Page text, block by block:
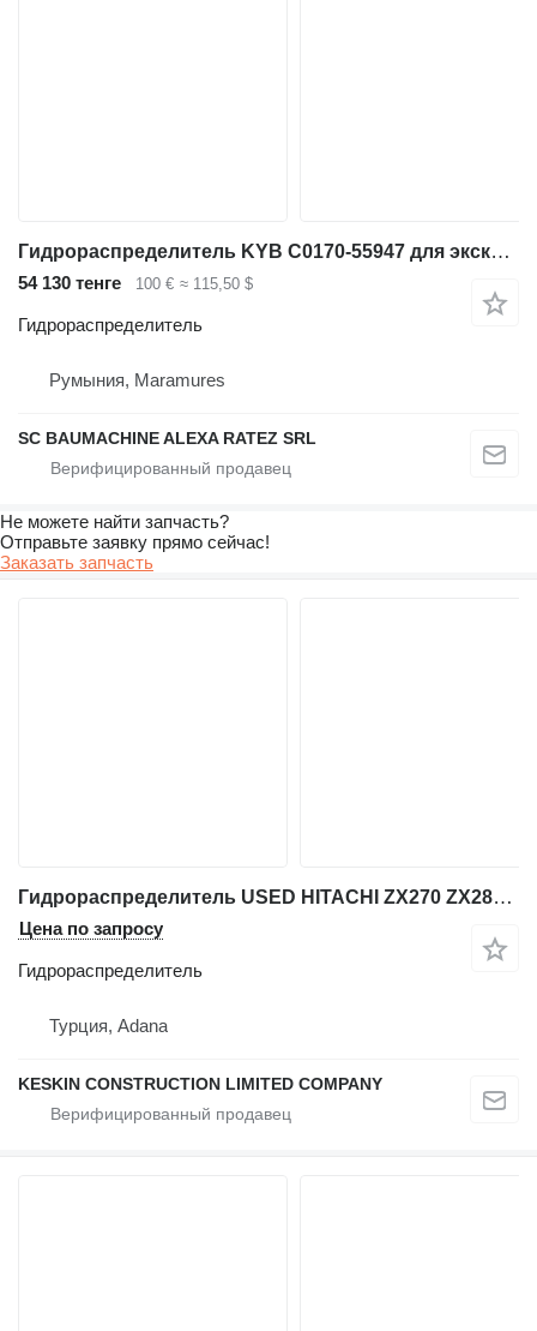
Гидрораспределитель KYB C0170-55947 для экскаватора Hitachi ZX 210 Zaxis
54 130 тенге 100 € ≈ 115,50 $
Гидрораспределитель
Румыния, Maramures
SC BAUMACHINE ALEXA RATEZ SRL
Не можете найти запчасть?
Отправьте заявку прямо сейчас!
Заказать запчасть
Гидрораспределитель USED HITACHI ZX270 ZX280 EXCAVATOR VALVE HYDRAULIC CONTROL BLOCK для экскаватора Hitachi ZX 270 / ZX 280
Цена по запросу
Гидрораспределитель
Турция, Adana
KESKIN CONSTRUCTION LIMITED COMPANY